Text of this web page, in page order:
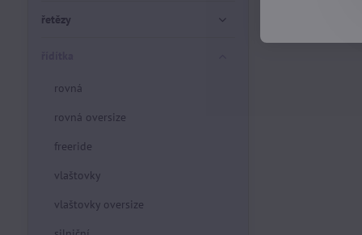
řetězy
rovná
rovná oversize
freeride
vlaštovky
vlaštovky oversize